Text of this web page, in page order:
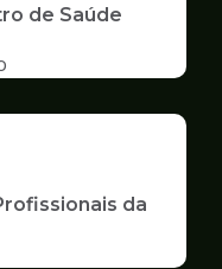
de Saúde
da